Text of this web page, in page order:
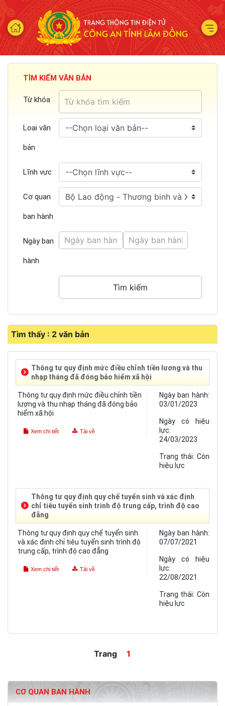
TÌM KIẾM VĂN BẢN
Từ khóa
Loại văn
bản
Lĩnh vực
Cơ quan
ban hành
Ngày ban
hành
Tìm thấy : 2 văn bản
Thông tư quy định mức điều chỉnh tiền lương và thu
nhạp tháng đã đóng bảo hiểm xã hội
Thông tư quy định mức điều chỉnh tiền
lương và thu nhạp tháng đã đóng bảo
hiểm xã hội
Xem chi tiết Tải về
Ngày ban hành:
03/01/2023
Ngày có hiệu
lực:
24/03/2023
Trạng thái: Còn
hiệu lực
Thông tư quy định quy chế tuyển sinh và xác định
chỉ tiêu tuyển sinh trình độ trung cấp, trình độ cao
đẳng
Thông tư quy định quy chế tuyển sinh
và xác định chỉ tiêu tuyển sinh trình độ
trung cấp, trình độ cao đẳng
Xem chi tiết Tải về
Ngày ban hành:
07/07/2021
Ngày có hiệu
lực:
22/08/2021
Trạng thái: Còn
hiệu lực
Trang 1
CƠ QUAN BAN HÀNH